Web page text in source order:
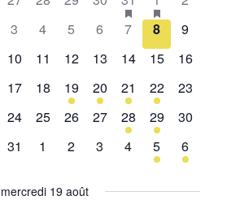
de
Évènements
évènement,évènement,
évènement,évènements,
0
3
0
4
0
5
0
évènement,
6
0
évènement,
7
0
évènement,
8
0
9
0
10
0
11
0
12
0
13
0
14
0
15
0
16
0
évènement,
17
0
évènement,
18
1
évènement,
19
2
évènements,
20
1
évènement,
21
2
évènements,
22
0
23
0
24
0
25
0
évènement,
26
0
évènement,
27
1
évènement,
28
1
évènement,
29
0
30
0
31
0
1
0
2
0
évènement,
3
0
évènement,
4
1
évènement,
5
1
évènement,
6
mercredi 19 août